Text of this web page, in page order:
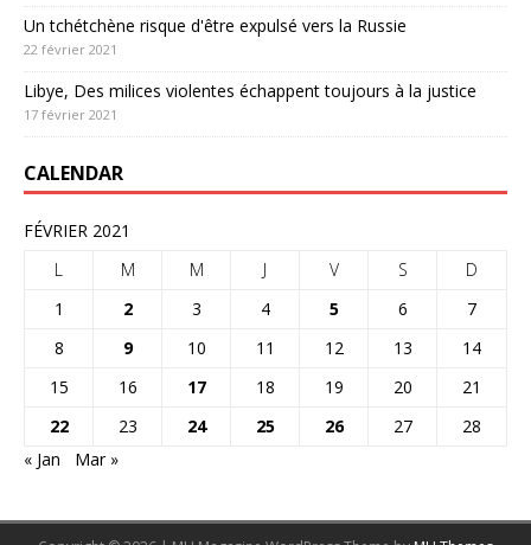
Un tchétchène risque d'être expulsé vers la Russie
22 février 2021
Libye, Des milices violentes échappent toujours à la justice
17 février 2021
CALENDAR
FÉVRIER 2021
L
M M J V S
D
1
2 3 4 5 6
7
8
9 10 11 12 13
14
15
16 17 18 19 20
21
22
23 24 25 26 27
28
« Jan
Mar »